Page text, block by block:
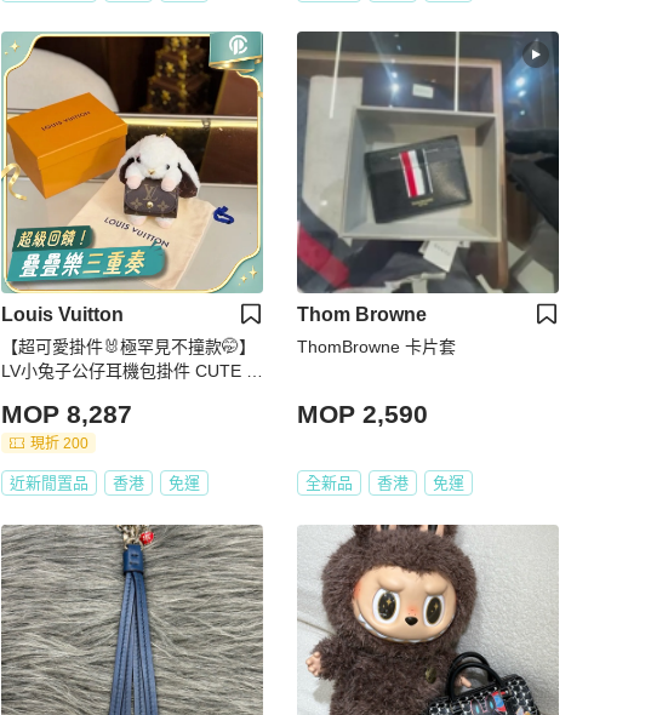
Louis Vuitton
【超可愛掛件🐰極罕見不撞款🤭】
LV小兔子公仔耳機包掛件 CUTE B
｜鑰匙扣｜掛件｜掛飾
MOP 8,287
現折 200
近新閒置品 香港 免運
Thom Browne
ThomBrowne 卡片套
MOP 2,590
全新品 香港 免運